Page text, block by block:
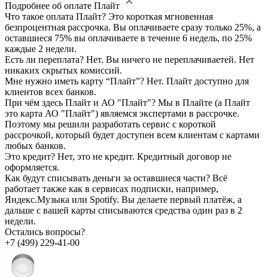
Подробнее об оплате Плайт
Что такое оплата Плайт? Это короткая мгновенная
безпроцентная рассрочка. Вы оплачиваете сразу только 25%, а
оставшиеся 75% вы оплачиваете в течение 6 недель, по 25%
каждые 2 недели.
Есть ли переплата? Нет. Вы ничего не переплачиваетей. Нет
никаких скрытых комиссий.
Мне нужно иметь карту “Плайт”? Нет. Плайт доступно для
клиентов всех банков.
При чём здесь Плайт и АО "Плайт"? Мы в Плайте (а Плайт
это карта АО "Плайт") являемся экспертами в рассрочке.
Поэтому мы решили разработать сервис с короткой
рассрочкой, который будет доступен всем клиентам с картами
любых банков.
Это кредит? Нет, это не кредит. Кредитный договор не
оформляется.
Как будут списывать деньги за оставшиеся части? Всё
работает также как в сервисах подписки, например,
Яндекс.Музыка или Spotify. Вы делаете первый платёж, а
дальше с вашей карты списываются средства один раз в 2
недели.
Остались вопросы?
+7 (499) 229-41-00